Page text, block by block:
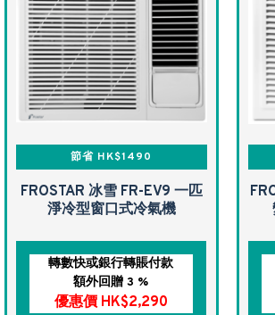
節省 HK$1490
FROSTAR 冰雪 FR-EV9 一匹
淨冷型窗口式冷氣機
轉數快或銀行轉賬付款
額外回贈 3 %
優惠價 HK$2,290